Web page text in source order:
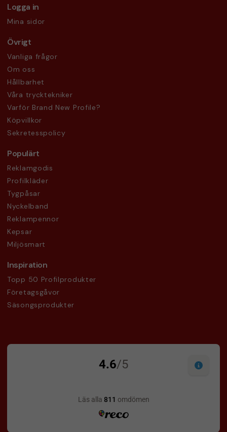
Logga in
Mina sidor
Övrigt
Vanliga frågor
Om oss
Hållbarhet
Våra trycktekniker
Varför Brand New Profile?
Köpvillkor
Sekretesspolicy
Populärt
Reklamgodis
Profilkläder
Tygpåsar
Nyckelband
Reklampennor
Kepsar
Miljösmart
Inspiration
Topp 50 Profilprodukter
Företagsgåvor
Säsongsprodukter